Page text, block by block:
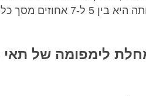
מחלה נדירה, ששכיחותה היא